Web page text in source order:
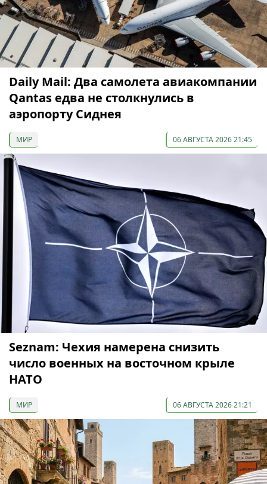
Daily Mail: Два самолета авиакомпании
Qantas едва не столкнулись в
аэропорту Сиднея
МИР 06 АВГУСТА 2026 21:45
Seznam: Чехия намерена снизить
число военных на восточном крыле
НАТО
МИР 06 АВГУСТА 2026 21:21